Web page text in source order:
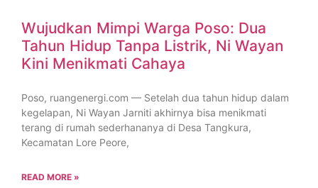
Wujudkan Mimpi Warga Poso: Dua
Tahun Hidup Tanpa Listrik, Ni Wayan
Kini Menikmati Cahaya
Poso, ruangenergi.com — Setelah dua tahun hidup dalam
kegelapan, Ni Wayan Jarniti akhirnya bisa menikmati
terang di rumah sederhananya di Desa Tangkura,
Kecamatan Lore Peore,
READ MORE »